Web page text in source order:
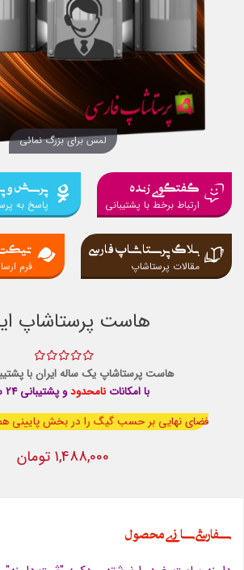
لمس برای بزرگ نمائی
گفتگوی زنده
ارتباط برخط با پشتیبانی
پرسش و
پاسخ به
بلاگ پرستاشاپ فارسی
مقالات پرستاشاپ
تیکت
فرم
هاست پرستاشاپ
هاست پرستاشاپ یک ساله ایران با
با امكاناتنامحدودو پشتيبانی 24 ساعته
فضای نهایی بر حسب گیگ را در بخش پایینی
1,488,000 تومان
سفارشی سازی محصول